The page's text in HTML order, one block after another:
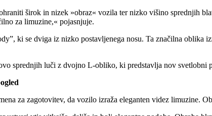
širok in nizek »obraz« vozila ter nizko višino sprednjih
za limuzine,« pojasnjuje.
ki se dviga iz nizko postavljenega nosu. Ta značilna
sprednjih luči z dvojno L-obliko, ki predstavlja nov svetlobni
za zagotovitev, da vozilo izraža eleganten videz limuzine.